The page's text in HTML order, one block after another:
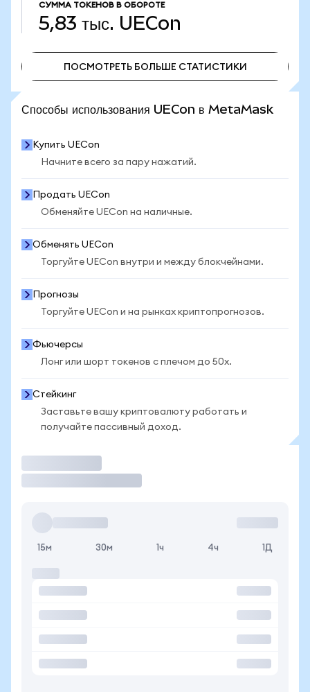
СУММА ТОКЕНОВ В ОБОРОТЕ
5,83 тыс. UECon
ПОСМОТРЕТЬ БОЛЬШЕ СТАТИСТИКИ
Способы использования UECon в MetaMask
Купить UECon
Начните всего за пару нажатий.
Продать UECon
Обменяйте UECon на наличные.
Обменять UECon
Торгуйте UECon внутри и между блокчейнами.
Прогнозы
Торгуйте UECon и на рынках криптопрогнозов.
Фьючерсы
Лонг или шорт токенов с плечом до 50x.
Стейкинг
Заставьте вашу криптовалюту работать и
получайте пассивный доход.
15м 30м 1ч 4ч 1Д